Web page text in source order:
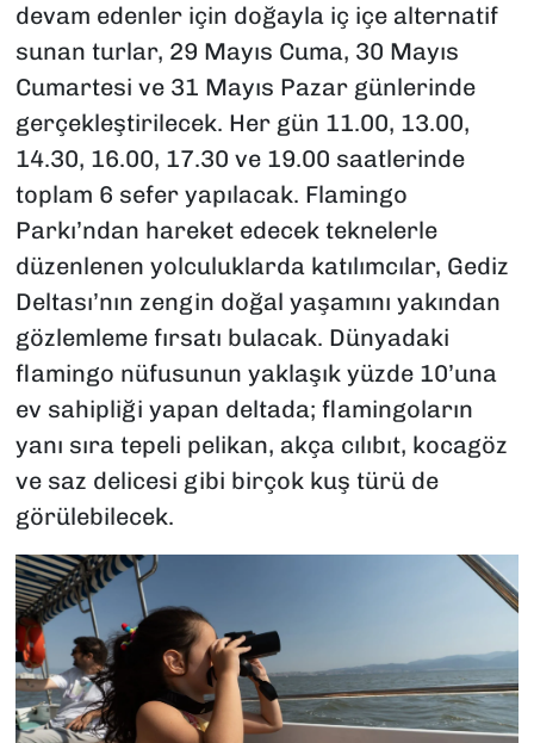
devam edenler için doğayla iç içe alternatif
sunan turlar, 29 Mayıs Cuma, 30 Mayıs
Cumartesi ve 31 Mayıs Pazar günlerinde
gerçekleştirilecek. Her gün 11.00, 13.00,
14.30, 16.00, 17.30 ve 19.00 saatlerinde
toplam 6 sefer yapılacak. Flamingo
Parkı’ndan hareket edecek teknelerle
düzenlenen yolculuklarda katılımcılar, Gediz
Deltası’nın zengin doğal yaşamını yakından
gözlemleme fırsatı bulacak. Dünyadaki
flamingo nüfusunun yaklaşık yüzde 10’una
ev sahipliği yapan deltada; flamingoların
yanı sıra tepeli pelikan, akça cılıbıt, kocagöz
ve saz delicesi gibi birçok kuş türü de
görülebilecek.